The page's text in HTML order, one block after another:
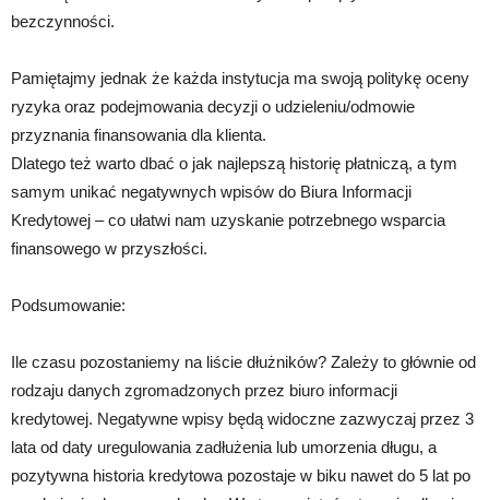
bezczynności.
Pamiętajmy jednak że każda instytucja ma swoją politykę oceny
ryzyka oraz podejmowania decyzji o udzieleniu/odmowie
przyznania finansowania dla klienta.
Dlatego też warto dbać o jak najlepszą historię płatniczą, a tym
samym unikać negatywnych wpisów do Biura Informacji
Kredytowej – co ułatwi nam uzyskanie potrzebnego wsparcia
finansowego w przyszłości.
Podsumowanie:
Ile czasu pozostaniemy na liście dłużników? Zależy to głównie od
rodzaju danych zgromadzonych przez biuro informacji
kredytowej. Negatywne wpisy będą widoczne zazwyczaj przez 3
lata od daty uregulowania zadłużenia lub umorzenia długu, a
pozytywna historia kredytowa pozostaje w biku nawet do 5 lat po